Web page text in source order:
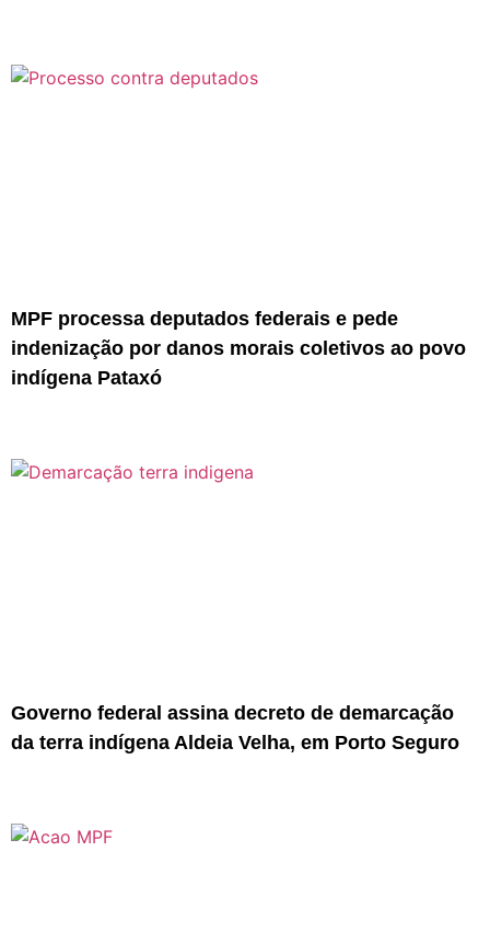
MPF processa deputados federais e pede
indenização por danos morais coletivos ao povo
indígena Pataxó
Governo federal assina decreto de demarcação
da terra indígena Aldeia Velha, em Porto Seguro